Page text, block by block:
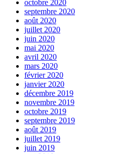
octobre 2020
septembre 2020
août 2020
juillet 2020
juin 2020
mai 2020
avril 2020
mars 2020
février 2020
janvier 2020
décembre 2019
novembre 2019
octobre 2019
septembre 2019
août 2019
juillet 2019
juin 2019